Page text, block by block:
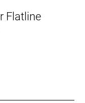
beständige,
Pedal und
stets die
Flatline